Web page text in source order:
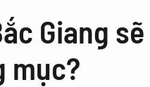
Giang
mục?